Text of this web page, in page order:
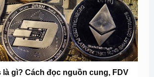
là gì? Cách đọc nguồn cung, FDV